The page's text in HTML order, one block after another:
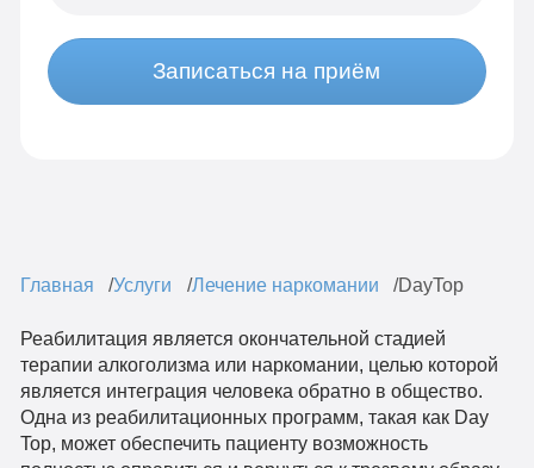
Записаться на приём
Главная Услуги Лечение наркомании DayTop
Реабилитация является окончательной стадией
терапии алкоголизма или наркомании, целью которой
является интеграция человека обратно в общество.
Одна из реабилитационных программ, такая как Day
Top, может обеспечить пациенту возможность